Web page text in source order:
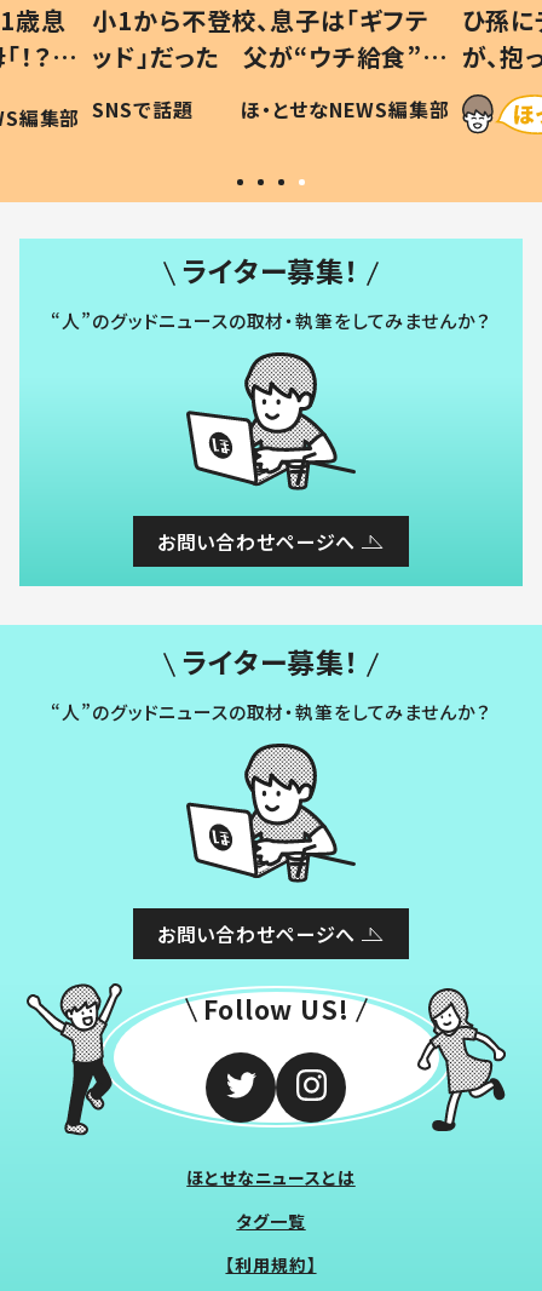
歳息
？」
編集部
小1から不登校、息子は「ギフテ
ッド」だった 父が“ウチ給食”を
作り続ける理由とは #令和の親
#令和の子
SNSで話題 ほ・とせなNEWS編集部
ひ孫
が、
「涙が
い」
ライター募集！
“人”のグッドニュースの取材・執筆をしてみませんか？
お問い合わせページへ
ライター募集！
“人”のグッドニュースの取材・執筆をしてみませんか？
お問い合わせページへ
Follow US!
ほとせなニュースとは
タグ一覧
【利用規約】